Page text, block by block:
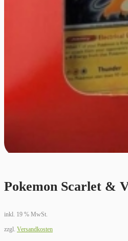
Pokemon Scarlet &
inkl. 19 % MwSt.
zzgl. Versandkosten